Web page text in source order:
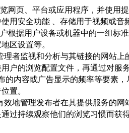
网页、平台或应用程序，并使用
用安全功能 、存储用于视频或音
根据用户设备或机器中的一组标
区设置等。
理者监视和分析与其链接的网站
户的浏览配置文件，再通过对服
的内容或广告显示的频率等要素
置。
效地管理发布者在其提供服务的
过持续观察他们的浏览习惯而获